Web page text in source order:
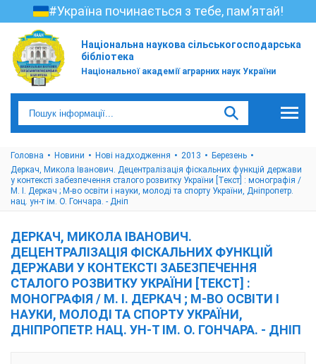
#Україна починається з тебе, пам’ятай!
Національна наукова сільськогосподарська
бібліотека
Національної академії аграрних наук України
Головна Новини Нові надходження 2013
Березень
Деркач, Микола Іванович. Децентралізація фіскальних функцій держави
у контексті забезпечення сталого розвитку України [Текст] : монографія /
М. І. Деркач ; М-во освіти і науки, молоді та спорту України, Дніпропетр.
нац. ун-т ім. О. Гончара. - Дніп
ДЕРКАЧ, МИКОЛА ІВАНОВИЧ.
ДЕЦЕНТРАЛІЗАЦІЯ ФІСКАЛЬНИХ ФУНКЦІЙ
ДЕРЖАВИ У КОНТЕКСТІ ЗАБЕЗПЕЧЕННЯ
СТАЛОГО РОЗВИТКУ УКРАЇНИ [ТЕКСТ] :
МОНОГРАФІЯ / М. І. ДЕРКАЧ ; М-ВО ОСВІТИ І
НАУКИ, МОЛОДІ ТА СПОРТУ УКРАЇНИ,
ДНІПРОПЕТР. НАЦ. УН-Т ІМ. О. ГОНЧАРА. - ДНІП